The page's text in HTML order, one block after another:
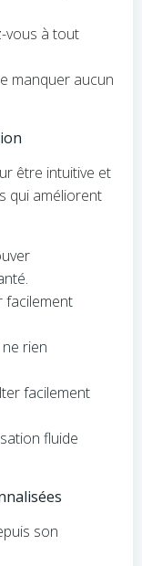
vous à tout
manquer aucun
être intuitive et
qui améliorent
facilement
rien
facilement
fluide
son